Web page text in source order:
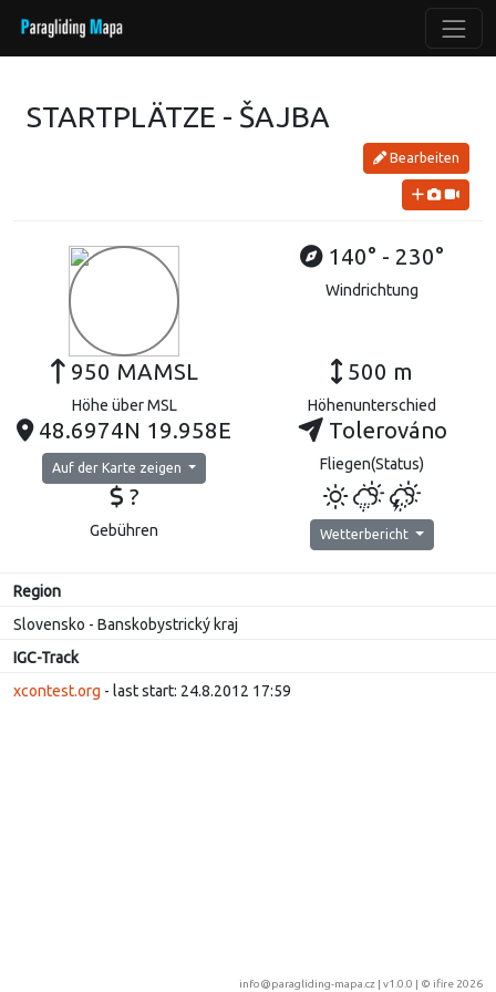
STARTPLÄTZE - ŠAJBA
Bearbeiten
140° - 230°
Windrichtung
950 MAMSL
Höhe über MSL
500 m
Höhenunterschied
48.6974N 19.958E
Auf der Karte zeigen
Tolerováno
Fliegen(Status)
?
Gebühren Wetterbericht
Region
Slovensko - Banskobystrický kraj
IGC-Track
xcontest.org - last start: 24.8.2012 17:59
info@paragliding-mapa.cz | v1.0.0 | © ifire 2026